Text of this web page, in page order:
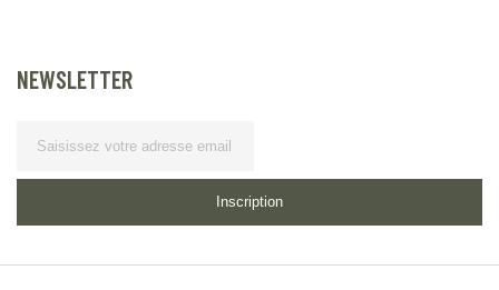
NEWSLETTER
Inscription